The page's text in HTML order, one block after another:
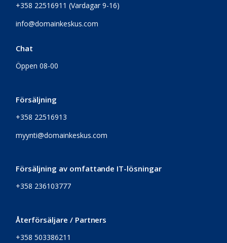
+358 22516911 (Vardagar 9-16)
info@domainkeskus.com
Chat
Öppen 08-00
Försäljning
+358 22516913
myynti@domainkeskus.com
Försäljning av omfattande IT-lösningar
+358 236103777
Återförsäljare / Partners
+358 503386211